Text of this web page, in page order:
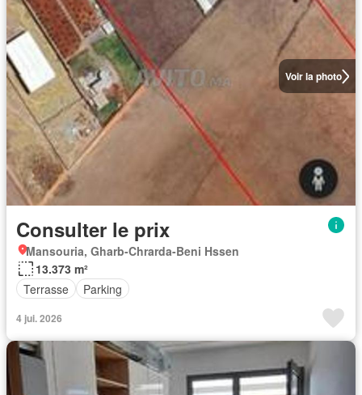
Voir la photo
Consulter le prix
Mansouria, Gharb-Chrarda-Beni Hssen
13.373 m²
Terrasse
Parking
4 jui. 2026